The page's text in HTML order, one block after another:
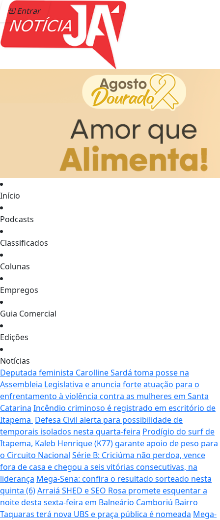
Entrar
Início
Podcasts
Classificados
Colunas
Empregos
Guia Comercial
Edições
Notícias
Deputada feminista Carolline Sardá toma posse na
Assembleia Legislativa e anuncia forte atuação para o
enfrentamento à violência contra as mulheres em Santa
Catarina Incêndio criminoso é registrado em escritório de
Itapema Defesa Civil alerta para possibilidade de
temporais isolados nesta quarta-feira Prodígio do surf de
Itapema, Kaleb Henrique (K77) garante apoio de peso para
o Circuito Nacional Série B: Criciúma não perdoa, vence
fora de casa e chegou a seis vitórias consecutivas, na
liderança Mega-Sena: confira o resultado sorteado nesta
quinta (6)Arraiá SHED e SEO Rosa promete esquentar a
noite desta sexta-feira em Balneário Camboriú Bairro
Taquaras terá nova UBS e praça pública é nomeada Mega-